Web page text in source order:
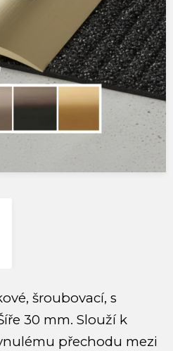
šroubovací, s
30 mm. Slouží k
přechodu mezi